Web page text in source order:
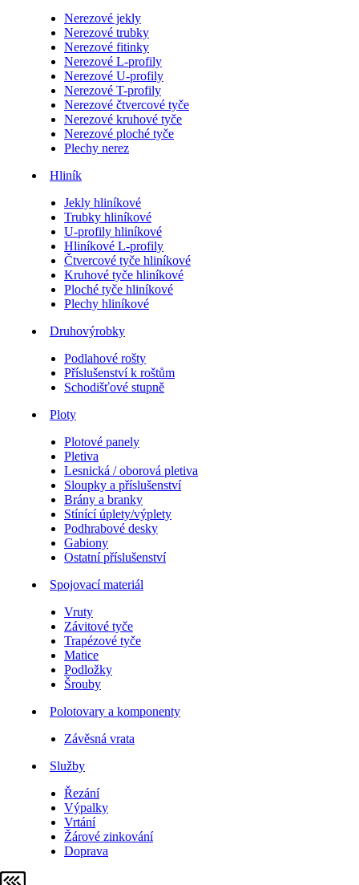
Nerezové jekly
Nerezové trubky
Nerezové fitinky
Nerezové L-profily
Nerezové U-profily
Nerezové T-profily
Nerezové čtvercové tyče
Nerezové kruhové tyče
Nerezové ploché tyče
Plechy nerez
Hliník
Jekly hliníkové
Trubky hliníkové
U-profily hliníkové
Hliníkové L-profily
Čtvercové tyče hliníkové
Kruhové tyče hliníkové
Ploché tyče hliníkové
Plechy hliníkové
Druhovýrobky
Podlahové rošty
Příslušenství k roštům
Schodišťové stupně
Ploty
Plotové panely
Pletiva
Lesnická / oborová pletiva
Sloupky a příslušenství
Brány a branky
Stínící úplety/výplety
Podhrabové desky
Gabiony
Ostatní příslušenství
Spojovací materiál
Vruty
Závitové tyče
Trapézové tyče
Matice
Podložky
Šrouby
Polotovary a komponenty
Závěsná vrata
Služby
Řezání
Výpalky
Vrtání
Žárové zinkování
Doprava